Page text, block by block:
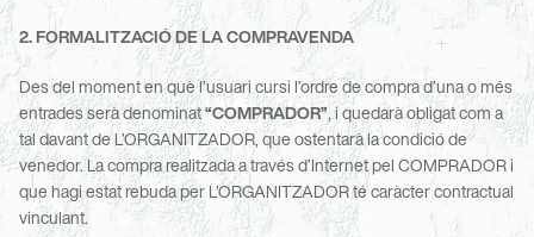
2. FORMALITZACIÓ DE LA COMPRAVENDA
Des del moment en què l’usuari cursi l’ordre de compra d’una o més
entrades serà denominat “COMPRADOR”, i quedarà obligat com a
tal davant de L’ORGANITZADOR, que ostentarà la condició de
venedor. La compra realitzada a través d’Internet pel COMPRADOR i
que hagi estat rebuda per L’ORGANITZADOR té caràcter contractual
vinculant.